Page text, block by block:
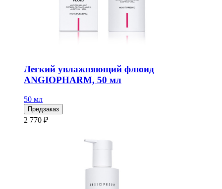
Легкий увлажняющий флюид
ANGIOPHARM, 50 мл
50 мл
Предзаказ
2 770 ₽